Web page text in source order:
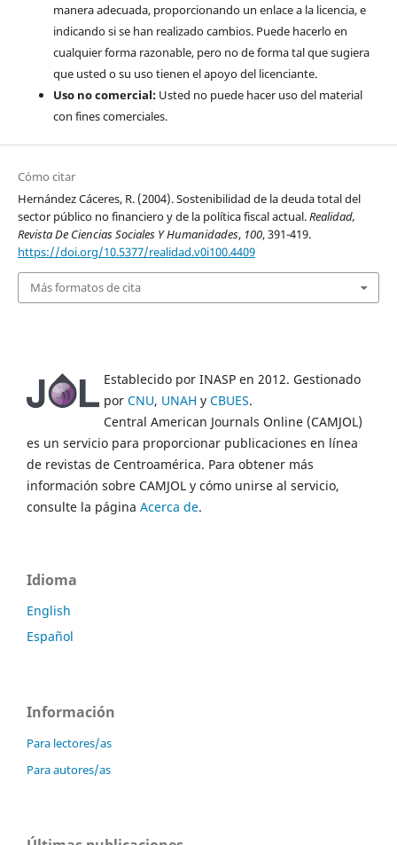
manera adecuada, proporcionando un enlace a la licencia, e
indicando si se han realizado cambios. Puede hacerlo en
cualquier forma razonable, pero no de forma tal que sugiera
que usted o su uso tienen el apoyo del licenciante.
Uso no comercial:Usted no puede hacer uso del material
con fines comerciales.
Cómo citar
Hernández Cáceres, R. (2004). Sostenibilidad de la deuda total del
sector público no financiero y de la política fiscal actual.Realidad,
Revista De Ciencias Sociales Y Humanidades, 100, 391-419.
https://doi.org/10.5377/realidad.v0i100.4409
Más formatos de cita
Establecido por INASP en 2012. Gestionado
por CNU, UNAH y CBUES.
Central American Journals Online (CAMJOL)
es un servicio para proporcionar publicaciones en línea
de revistas de Centroamérica. Para obtener más
información sobre CAMJOL y cómo unirse al servicio,
consulte la página Acerca de.
Idioma
English
Español
Información
Para lectores/as
Para autores/as